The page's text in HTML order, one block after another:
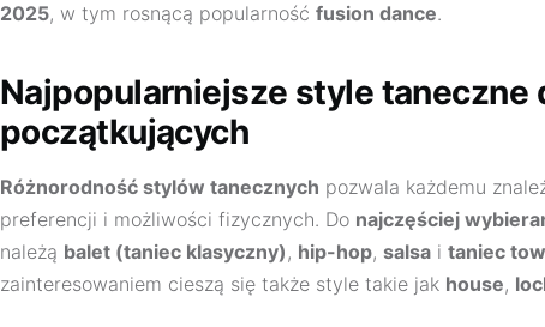
2025, w tym rosnącą popularność fusion dance.
Najpopularniejsze style taneczne
początkujących
Różnorodność stylów tanecznych pozwala każdemu
preferencji i możliwości fizycznych. Do najczęściej
należą balet (taniec klasyczny), hip-hop, salsa i taniec
zainteresowaniem cieszą się także style takie jak house,